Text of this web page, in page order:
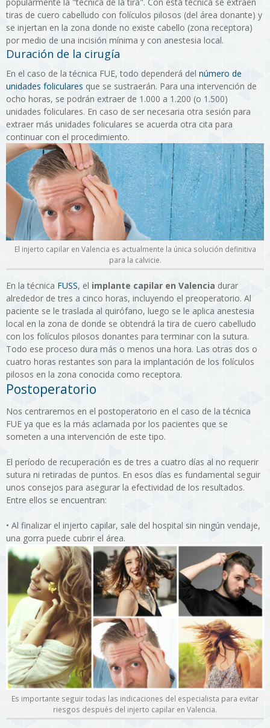
popularmente la "técnica de la tira". Con esta técnica se extraen
tiras de cuero cabelludo con folículos pilosos (del área donante) y
se injertan en la zona donde no existe cabello (zona receptora)
por medio de una incisión mínima y con anestesia local.
Duración de la cirugía
En el caso de la técnica FUE, todo dependerá del número de
unidades foliculares que se sustraerán. Para una intervención de
ocho horas, se podrán extraer de 1.000 a 1.200 (o 1.500)
unidades foliculares. En caso de ser necesaria otra sesión para
extraer más unidades foliculares se acuerda otra cita para
continuar con el procedimiento.
El injerto capilar en Valencia es actualmente la única solución definitiva
para la calvicie.
En la técnica FUSS, el implante capilar en Valencia durar
alrededor de tres a cinco horas, incluyendo el preoperatorio. Al
paciente se le traslada al quirófano, luego se le aplica anestesia
local en la zona de donde se obtendrá la tira de cuero cabelludo
con los folículos pilosos donantes para terminar con la sutura.
Todo ese proceso dura más o menos una hora. Las otras dos o
cuatro horas restantes son para la implantación de los folículos
pilosos en la zona conocida como receptora.
Postoperatorio
Nos centraremos en el postoperatorio en el caso de la técnica
FUE ya que es la más aclamada por los pacientes que se
someten a una intervención de este tipo.
El período de recuperación es de tres a cuatro días al no requerir
sutura ni retiradas de puntos. En esos días es fundamental seguir
unos consejos para asegurar la efectividad de los resultados.
Entre ellos se encuentran:
• Al finalizar el injerto capilar, sale del hospital sin ningún vendaje,
una gorra puede cubrir el área.
Es importante seguir todas las indicaciones del especialista para evitar
riesgos después del injerto capilar en Valencia.